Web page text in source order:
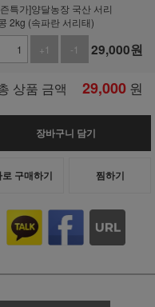
특가]양달농장 국산 서리
2kg (속파란 서리태)
+1
-1 29,000원
상품 금액 29,000 원
장바구니 담기
로 구매하기 찜하기